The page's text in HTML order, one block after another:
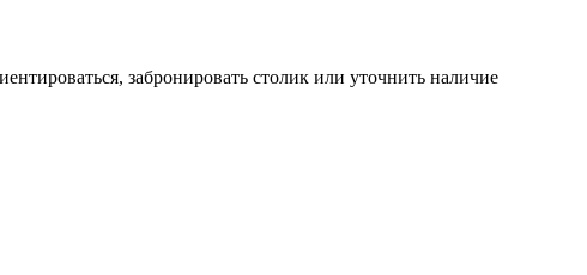
забронировать столик или уточнить наличие